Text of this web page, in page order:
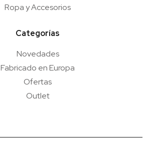
Ropa y Accesorios
Categorías
Novedades
Fabricado en Europa
Ofertas
Outlet